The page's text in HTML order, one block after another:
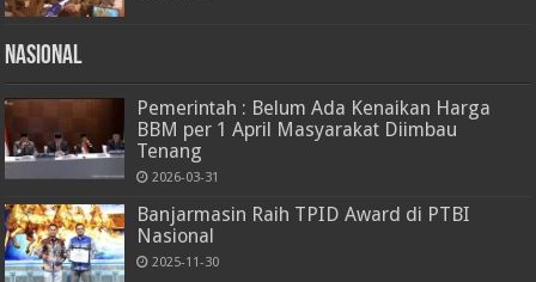
Nasional
Pemerintah : Belum Ada Kenaikan Harga
BBM per 1 April Masyarakat Diimbau
Tenang
2026-03-31
Banjarmasin Raih TPID Award di PTBI
Nasional
2025-11-30